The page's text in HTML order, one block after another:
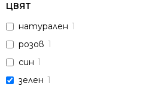
ЦВЯТ
натурален 1
розов 1
син 1
зелен 1